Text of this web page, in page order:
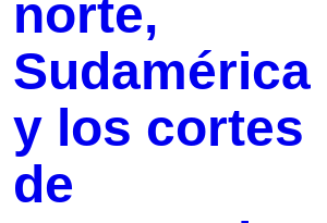
norte,
Sudamérica
y los cortes
de